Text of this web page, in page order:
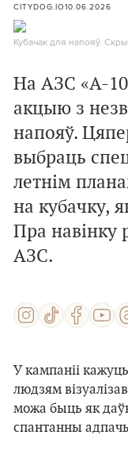
CITYDOG.IO10.06.2026
Кубачак для напояў.
На АЗС «А-
акцыю з
напояў.
выбраць
летнім
на кубачку,
Пра навінку
АЗС.
У кампаніі
людзям
можа быць як
спантанны